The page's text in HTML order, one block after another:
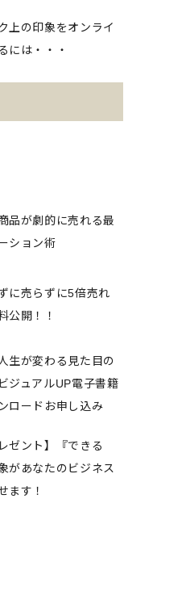
上の印象をオンライ
には・・・
品が劇的に売れる最
ション術
に売らずに5倍売れ
公開！！
生が変わる見た目の
ジュアルUP電子書籍
ロードお申し込み
ゼント】『できる
があなたのビジネス
ます！